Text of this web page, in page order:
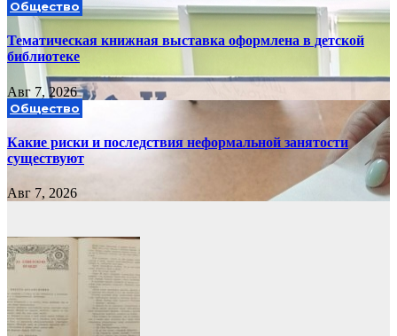
Общество
Тематическая книжная выставка оформлена в детской
библиотеке
Авг 7, 2026
Общество
Какие риски и последствия неформальной занятости
существуют
Авг 7, 2026